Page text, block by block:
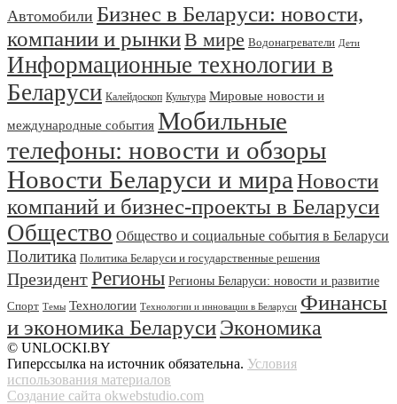
Автомобили Бизнес в Беларуси: новости,
компании и рынкиВ мире Водонагреватели Дети
Информационные технологии в
Беларуси Калейдоскоп Культура Мировые новости и
международные события Мобильные
телефоны: новости и обзоры
Новости Беларуси и мира Новости
компаний и бизнес-проекты в Беларуси
Общество Общество и социальные события в Беларуси
Политика Политика Беларуси и государственные решения
ПрезидентРегионы Регионы Беларуси: новости и развитие
Спорт Темы Технологии Технологии и инновации в Беларуси Финансы
и экономика БеларусиЭкономика
© UNLOCKI.BY
Гиперссылка на источник обязательна. Условия
использования материалов
Создание сайта okwebstudio.com